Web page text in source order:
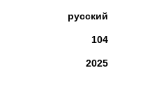
русский
104
2025